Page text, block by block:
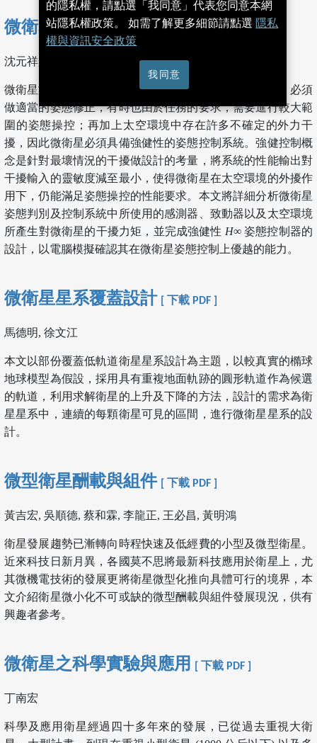
微衛星姿態控制系統設計[ 下載 PDF ]
沈元祥, 孫允平, 楊憲東
微衛星於太空中脫離載具之後，在進入軌道執行任務前，必須
做適當的姿態修正，有時也由於任務的要求，需要進行較大範
圍的姿態操控；再加上太空環境中存在許多不確定的外力干
擾，因此微衛星必須具備強健性的姿態控制系統。強健控制概
念是針對最壞情況的干擾做設計的考量，將系統的性能輸出對
干擾輸入的靈敏度減至最小，使得微衛星在太空環境的外擾作
用下，仍能滿足姿態操控的性能要求。本文將詳細分析微衛星
姿態判別及控制系統中所使用的感測器、致動器以及太空環境
所產生對微衛星的干擾力矩，並完成強健性 H∞ 姿態控制器的
設計，以電腦模擬確認其在微衛星姿態控制上優越的能力。
微衛星星系覆蓋設計 [ 下載 PDF ]
馬德明, 徐文江
本文以部份覆蓋低軌道衛星星系設計為主題，以較真實的橢球
地球模型為假設，採用具有重複地面軌跡的圓形軌道作為候選
的軌道，利用求解衛星的上升及下降的方法，設計的需求為衛
星星系中，連續的每顆衛星可見的區間，進行微衛星星系的設
計。
微型衛星酬載與組件 [ 下載 PDF ]
黃吉宏, 吳順德, 蔡和霖, 李龍正, 王必昌, 黃明鴻
衛星發展趨勢已漸轉向時程快速及低經費的小型及微型衛星。
近來科技日新月異，各國莫不思將最新科技應用於衛星上，尤
其微機電技術的發展更將衛星微型化推向具體可行的境界，本
文介紹衛星微小化不可或缺的微型酬載與組件發展現況，供有
興趣者參考。
微衛星之科學實驗與應用 [ 下載 PDF ]
丁南宏
科學及應用衛星經過四十多年來的發展，已從過去重視大衛
的隱私權，請點選「我同意」代表您同意本網
站隱私權政策。 如需了解更多細節請點選 隱私
權與資訊安全政策
我同意